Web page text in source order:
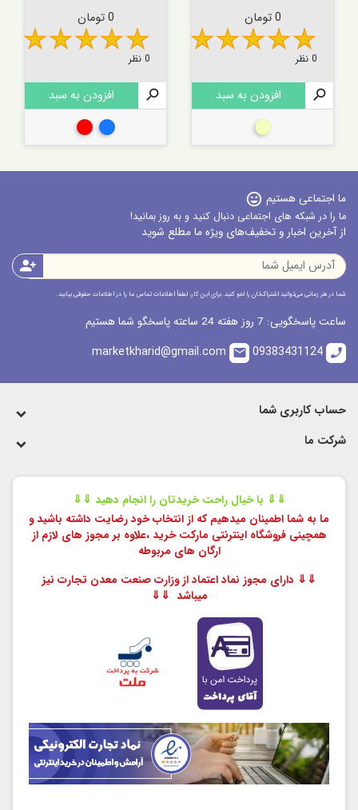
قیمت
0 تومان
0 نظر

افزودن به سبد
بژ
قیمت
0 تومان
0 نظر

افزودن به سبد
آبی قرمز
ما اجتماعی هستیم sentiment_very_satisfied
ما را در شبکه های اجتماعی دنبال کنید و به روز بمانید!
از آخرین اخبار و تخفیف‌های ویژه ما مطلع شوید
person_add
شما در هر زمانی می‌توانید اشتراک‌تان را لغو کنید. برای این کار، لطفاً اطلاعات تماس ما را در اطلاعات حقوقی بیابید.
ساعت پاسخگویی: 7 روز هفته 24 ساعته پاسخگو شما هستیم
call
09383431124
email
حساب کاربری شما
شرکت ما
⇓⇓ با خیال راحت خریدتان را انجام دهید ⇓⇓
ما به شما اطمینان میدهیم که از انتخاب خود رضایت داشته باشید و
همچینی فروشگاه اینترنتی مارکت خرید ،علاوه بر مجوز های لازم از
ارگان های مربوطه
⇓⇓ دارای مجوز نماد اعتماد از وزارت صنعت معدن تجارت نیز
میباشد ⇓⇓